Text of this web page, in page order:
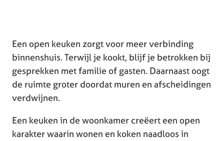
Een open keuken zorgt voor meer verbinding
binnenshuis. Terwijl je kookt, blijf je betrokken bij
gesprekken met familie of gasten. Daarnaast oogt
de ruimte groter doordat muren en afscheidingen
verdwijnen.
Een keuken in de woonkamer creëert een open
karakter waarin wonen en koken naadloos in